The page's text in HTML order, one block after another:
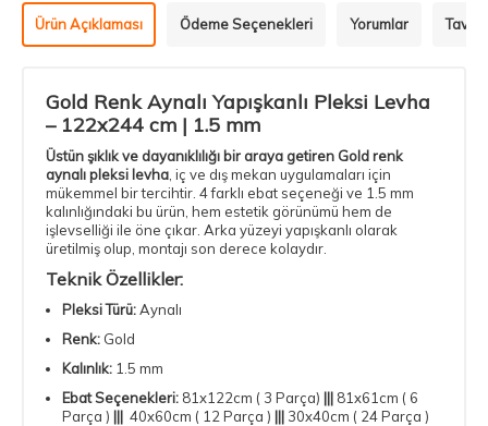
Ürün Açıklaması Ödeme Seçenekleri Yorumlar
Gold Renk Aynalı Yapışkanlı Pleksi Levha
– 122x244 cm | 1.5 mm
Üstün şıklık ve dayanıklılığı bir araya getiren Gold renk
aynalı pleksi levha , iç ve dış mekan uygulamaları için
mükemmel bir tercihtir. 4 farklı ebat seçeneği ve 1.5 mm
kalınlığındaki bu ürün, hem estetik görünümü hem de
işlevselliği ile öne çıkar. Arka yüzeyi yapışkanlı olarak
üretilmiş olup, montajı son derece kolaydır.
Teknik Özellikler:
Pleksi Türü:Aynalı
Renk: Gold
Kalınlık: 1.5 mm
Ebat Seçenekleri: 81x122cm ( 3 Parça) ||| 81x61cm ( 6
Parça ) ||| 40x60cm ( 12 Parça ) ||| 30x40cm ( 24 Parça )